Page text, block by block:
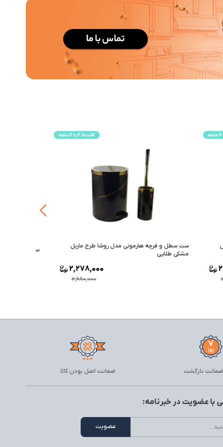
سرویس 5 پارچه هارمونی مدل روشا ماربل کرم چوب
3,470,000
2,949,000
ضمانت اصل بودن کالا
با عضویت در خبرنامه: